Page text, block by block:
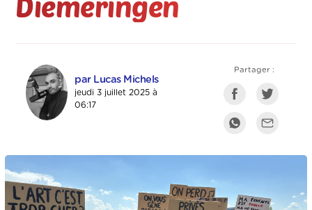
par Lucas Michels
jeudi 3 juillet 2025 à
06:17
Partager :